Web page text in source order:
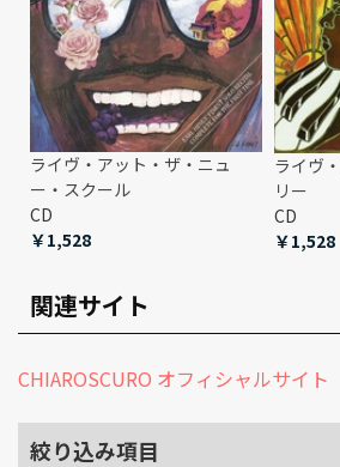
ライヴ・アット・ザ・ニュ
ー・スクール
CD
￥1,528
ライヴ
リー
CD
￥1,528
関連サイト
CHIAROSCURO オフィシャルサイト
絞り込み項目